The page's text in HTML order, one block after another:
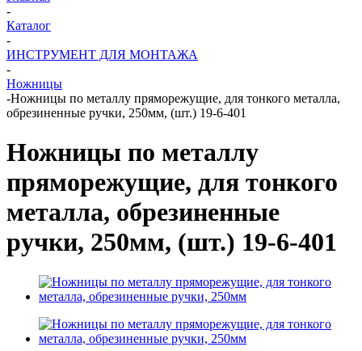
-
Каталог
-
ИНСТРУМЕНТ ДЛЯ МОНТАЖА
-
Ножницы
-Ножницы по металлу пряморежущие, для тонкого металла,
обрезиненные ручки, 250мм, (шт.) 19-6-401
Ножницы по металлу
пряморежущие, для тонкого
металла, обрезиненные
ручки, 250мм, (шт.) 19-6-401